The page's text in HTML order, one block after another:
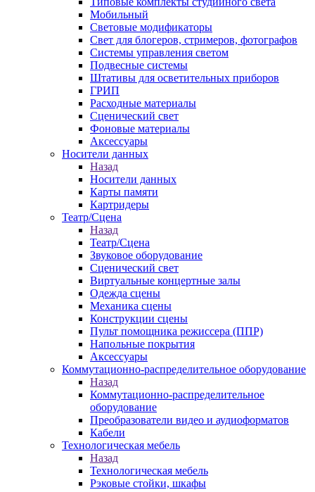
Мобильный
Световые модификаторы
Свет для блогеров, стримеров, фотографов
Системы управления светом
Подвесные системы
Штативы для осветительных приборов
ГРИП
Расходные материалы
Сценический свет
Фоновые материалы
Аксессуары
Носители данных
Назад
Носители данных
Карты памяти
Картридеры
Театр/Сцена
Назад
Театр/Сцена
Звуковое оборудование
Сценический свет
Виртуальные концертные залы
Одежда сцены
Механика сцены
Конструкции сцены
Пульт помощника режиссера (ППР)
Напольные покрытия
Аксессуары
Коммутационно-распределительное оборудование
Назад
Коммутационно-распределительное
оборудование
Преобразователи видео и аудиоформатов
Кабели
Технологическая мебель
Назад
Технологическая мебель
Рэковые стойки, шкафы